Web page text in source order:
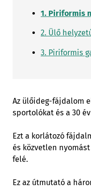
1. Piriformis
2. Ülő
3. Piriformis
Az ülőideg-fájdalom
sportolókat és a 30
Ezt a korlátozó
és közvetlen
felé.
Ez az útmutató a